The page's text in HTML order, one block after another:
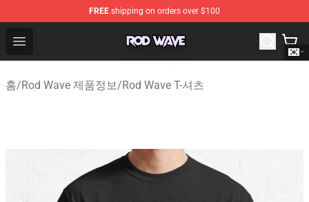
FREE shipping on orders over $100
Open menu
Rod Wave Shop - Official Rod Wave Merchandise Store
홈/Rod Wave 제품정보/Rod Wave T-셔츠